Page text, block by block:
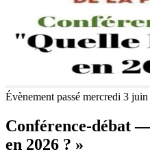
Évènement passé mercredi 3 juin
Conférence-débat
en 2026 ? »